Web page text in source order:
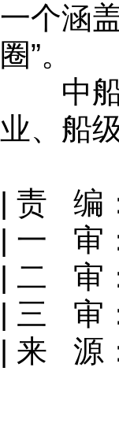
一个涵
圈”。
中船
业、船
| 责 编
| 一 审
| 二 审
| 三 审
| 来 源